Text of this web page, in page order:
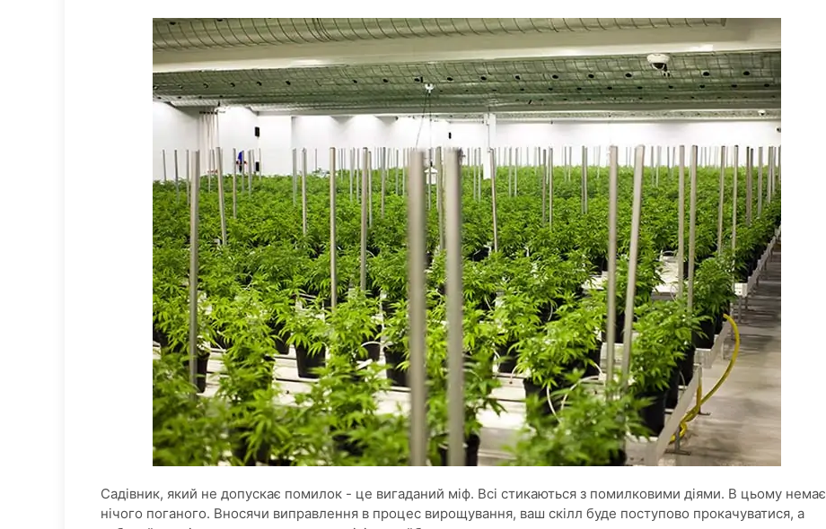
Садівник, який не допускає помилок - це вигаданий міф. Всі стикаються з помилковими діями. В цьому немає
нічого поганого. Вносячи виправлення в процес вирощування, ваш скілл буде поступово прокачуватися, а